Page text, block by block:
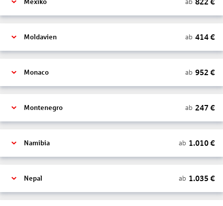
Mexiko ab
Moldavien ab 414€
Monaco ab 952 €
Montenegro ab 247 €
Namibia ab 1.010€
Nepal ab 1.035 €